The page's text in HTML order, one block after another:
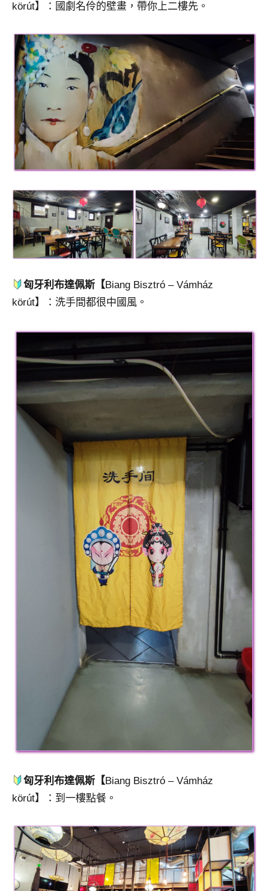
körút】：國劇名伶的壁畫，帶你上二樓先。
匈牙利布達佩斯【Biang Bisztró – Vámház
körút】：洗手間都很中國風。
匈牙利布達佩斯【Biang Bisztró – Vámház
körút】：到一樓點餐。